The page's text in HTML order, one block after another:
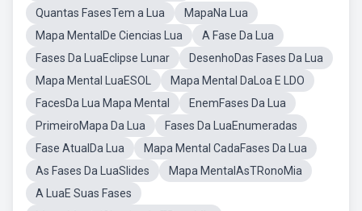
Quantas FasesTem a Lua
MapaNa Lua
Mapa MentalDe Ciencias Lua
A Fase Da Lua
Fases Da LuaEclipse Lunar
DesenhoDas Fases Da Lua
Mapa Mental LuaESOL
Mapa Mental DaLoa E LDO
FacesDa Lua Mapa Mental
EnemFases Da Lua
PrimeiroMapa Da Lua
Fases Da LuaEnumeradas
Fase AtualDa Lua
Mapa Mental CadaFases Da Lua
As Fases Da LuaSlides
Mapa MentalAsTRonoMia
A LuaE Suas Fases